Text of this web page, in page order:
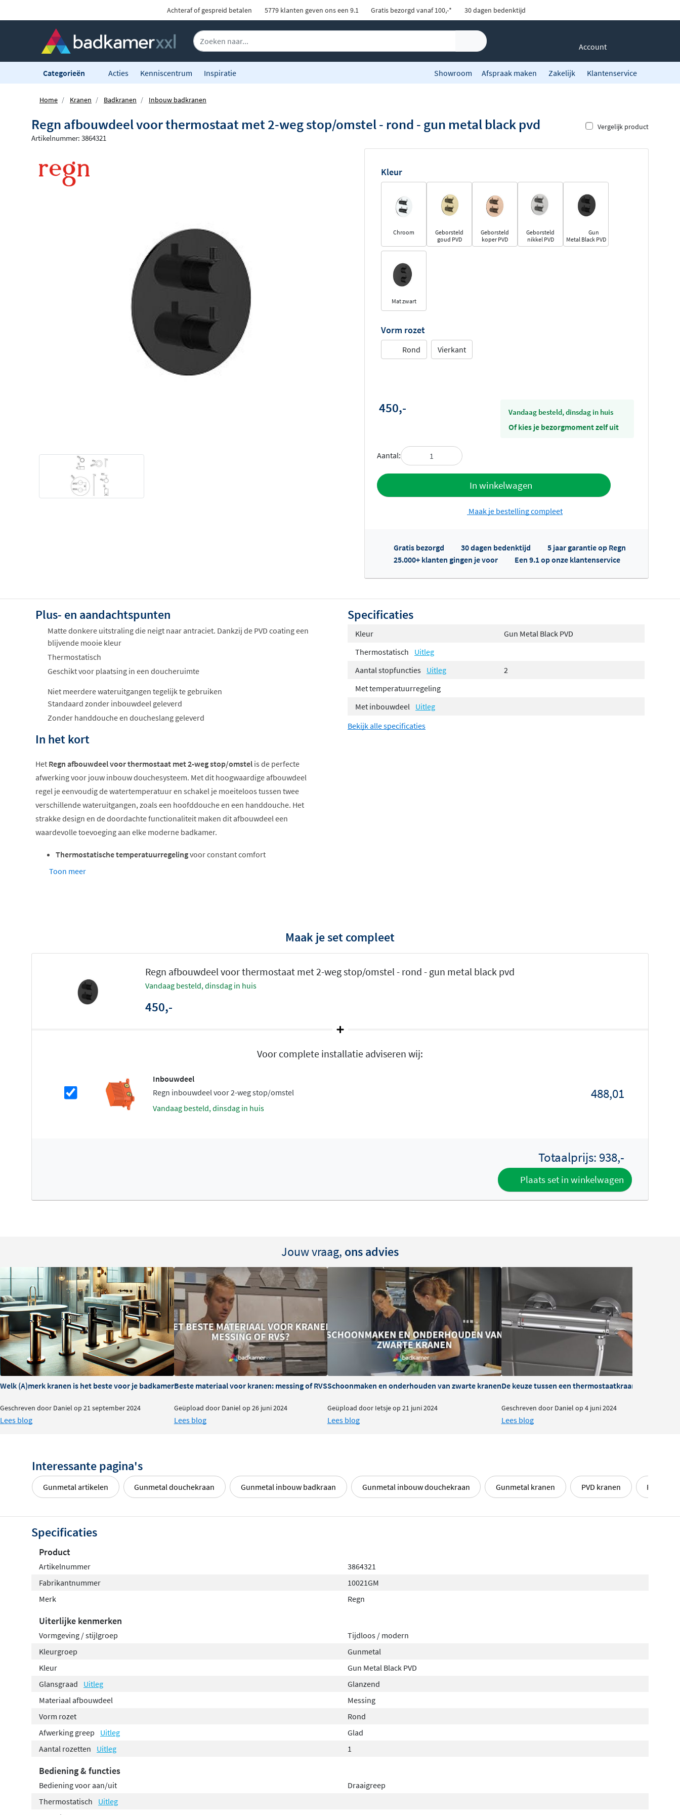
Achteraf of gespreid betalen 5779 klanten geven ons een 9.1 Gratis bezorgd vanaf 100,-* 30 dagen bedenktijd
Account
Categorieën Acties Kenniscentrum Inspiratie Showroom Afspraak maken Zakelijk Klantenservice
Home Kranen Badkranen Inbouw badkranen
Regn afbouwdeel voor thermostaat met 2-weg stop/omstel - rond - gun metal black pvd Vergelijk product
Artikelnummer: 3864321
Kleur
Chroom
Geborsteld
goud PVD
Geborsteld
koper PVD
Geborsteld
nikkel PVD
Gun
Metal Black PVD
Mat zwart
Vorm rozet
Rond Vierkant
450,- vandaag besteld, dinsdag in huis
Of kies je bezorgmoment zelf uit
Aantal:
In winkelwagen
Toevoegen aan offerte
Offertes ophalen...
Maak je bestelling compleet
Gratis bezorgd 30 dagen bedenktijd
5 jaar garantie op Regn
25.000+ klanten gingen je voor
Een 9.1 op onze klantenservice
Plus- en aandachtspunten
Matte donkere uitstraling die neigt naar antraciet. Dankzij de PVD coating een
blijvende mooie kleur
Thermostatisch
Geschikt voor plaatsing in een doucheruimte
Niet meerdere wateruitgangen tegelijk te gebruiken
Standaard zonder inbouwdeel geleverd
Zonder handdouche en doucheslang geleverd
In het kort
Het Regn afbouwdeel voor thermostaat met 2-weg stop/omstel is de perfecte
afwerking voor jouw inbouw douchesysteem. Met dit hoogwaardige afbouwdeel
regel je eenvoudig de watertemperatuur en schakel je moeiteloos tussen twee
verschillende wateruitgangen, zoals een hoofddouche en een handdouche. Het
strakke design en de doordachte functionaliteit maken dit afbouwdeel een
waardevolle toevoeging aan elke moderne badkamer.
Thermostatische temperatuurregelingvoor constant comfort
2-weg stop/omstel functie
watertemperatuur tijdens het douchen. De ingebouwde temperatuurbegrenzing
voorkomt dat het water onverwacht te heet wordt, wat vooral belangrijk is voor
gezinnen met kinderen. Je stelt eenmalig jouw gewenste temperatuur in en de
thermostaat zorgt ervoor dat deze stabiel blijft, ongeacht drukschommelingen in de
schakel je eenvoudig tussen twee
wateruitgangen. Gebruik je graag eerst de handdouche en wil je daarna onder de
hoofddouche? Eén draai aan de greep is genoeg. Het afbouwdeel is geschikt voor
zowel bad als douche en biedt je maximale flexibiliteit in gebruik.
chroom,gun metal black PVD,mat zwartofgeborsteld koper PVD. Alle afwerkingen
Toon meer
Specificaties
Kleur
Gun Metal Black PVD
Thermostatisch
Uitleg
Aantal stopfuncties Uitleg
2
Met temperatuurregeling
Met inbouwdeel Uitleg
Bekijk alle specificaties
Maak je set compleet
Regn afbouwdeel voor thermostaat met 2-weg stop/omstel - rond - gun metal black pvd
vandaag besteld, dinsdag in huis
450,-
Voor complete installatie adviseren wij:
Inbouwdeel
Regn inbouwdeel voor 2-weg stop/omstel
vandaag besteld, dinsdag in huis
488,01
Totaalprijs: 938,-
Plaats set in winkelwagen
Jouw vraag, ons advies
Welk (A)merk kranen is het beste voor je badkamer?
Geschreven door Daniel op 21 september 2024
Lees blog
Beste materiaal voor kranen: messing of RVS
Geüpload door Daniel op 26 juni 2024
Lees blog
Schoonmaken en onderhouden van zwarte kranen
Geüpload door Ietsje op 21 juni 2024
Lees blog
De keuze tussen een thermostaatkraan of
Geschreven door Daniel op 4 juni 2024
Lees blog
Interessante pagina's
Gunmetal artikelen Gunmetal douchekraan Gunmetal inbouw badkraan Gunmetal inbouw douchekraan Gunmetal kranen PVD kranen Regn
Specificaties
Product
Artikelnummer
3864321
Fabrikantnummer
10021GM
Merk
Regn
Uiterlijke kenmerken
Vormgeving / stijlgroep
Tijdloos / modern
Kleurgroep
Gunmetal
Kleur
Gun Metal Black PVD
Glansgraad
Uitleg
Glanzend
Materiaal afbouwdeel
Messing
Vorm rozet
Rond
Afwerking greep
Uitleg
Glad
Aantal rozetten
Uitleg 1
Bediening & functies
Bediening voor aan/uit
Draaigreep
Thermostatisch
Uitleg